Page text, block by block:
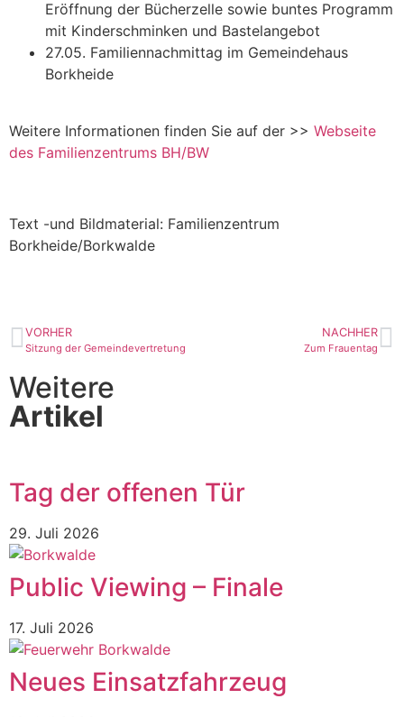
Eröffnung der Bücherzelle sowie buntes Programm
mit Kinderschminken und Bastelangebot
27.05. Familiennachmittag im Gemeindehaus
Borkheide
Weitere Informationen finden Sie auf der >> Webseite
des Familienzentrums BH/BW
Text -und Bildmaterial: Familienzentrum
Borkheide/Borkwalde
VORHER
Sitzung der Gemeindevertretung
NACHHER
Zum Frauentag
Weitere
Artikel
Tag der offenen Tür
29. Juli 2026
Public Viewing – Finale
17. Juli 2026
Neues Einsatzfahrzeug